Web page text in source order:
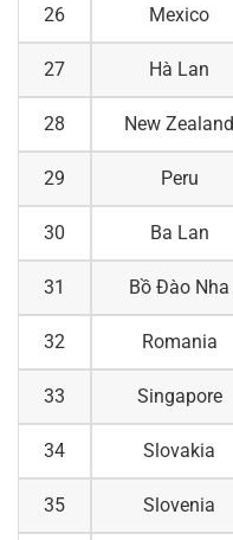
26 Mexico
27 Hà Lan
28 New Zealand
29 Peru
30 Ba Lan
31 Bồ Đào Nha
32 Romania
33 Singapore
34 Slovakia
35 Slovenia